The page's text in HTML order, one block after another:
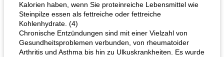
Kalorien haben, wenn Sie proteinreiche Lebensmittel wie
Steinpilze essen als fettreiche oder fettreiche
Kohlenhydrate. (4)
Chronische Entzündungen sind mit einer Vielzahl von
Gesundheitsproblemen verbunden, von rheumatoider
Arthritis und Asthma bis hin zu Ulkuskrankheiten. Es wurde